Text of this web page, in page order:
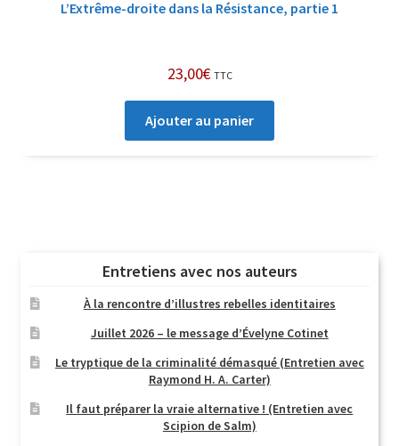
L’Extrême-droite dans la Résistance, partie 1
23,00€ TTC
Ajouter au panier
Entretiens avec nos auteurs
À la rencontre d’illustres rebelles identitaires
Juillet 2026 – le message d’Évelyne Cotinet
Le tryptique de la criminalité démasqué (Entretien avec
Raymond H. A. Carter)
Il faut préparer la vraie alternative ! (Entretien avec
Scipion de Salm)